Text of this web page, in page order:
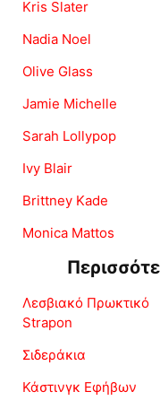
Kris Slater
Nadia Noel
Olive Glass
Jamie Michelle
Sarah Lollypop
Ivy Blair
Brittney Kade
Monica Mattos
Λεσβιακό Πρωκτικό
Strapon
Σιδεράκια
Κάστινγκ Εφήβων